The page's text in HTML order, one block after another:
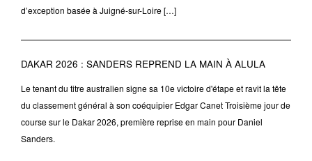
d’exception basée à Juigné-sur-Loire […]
DAKAR 2026 : SANDERS REPREND LA MAIN À ALULA
Le tenant du titre australien signe sa 10e victoire d'étape et ravit la tête
du classement général à son coéquipier Edgar Canet Troisième jour de
course sur le Dakar 2026, première reprise en main pour Daniel
Sanders.